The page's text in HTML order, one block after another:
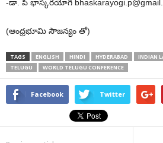
-డా. పి భాస్కరయోగి
(ఆంధ్రభూమి సౌజన్యం తో)
TAGS ENGLISH HINDI HYDERABAD INDIAN
TELUGU
WORLD TELUGU CONFERENCE
Facebook Twitter